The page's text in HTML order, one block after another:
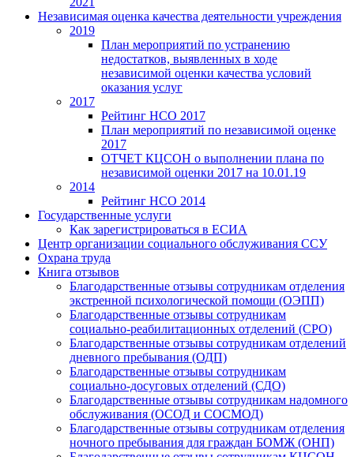
Независимая оценка качества деятельности учреждения
2019
План мероприятий по устранению
недостатков, выявленных в ходе
независимой оценки качества условий
оказания услуг
2017
Рейтинг НСО 2017
План мероприятий по независимой оценке
2017
ОТЧЕТ КЦСОН о выполнении плана по
независимой оценки 2017 на 10.01.19
2014
Рейтинг НСО 2014
Государственные услуги
Как зарегистрироваться в ЕСИА
Центр организации социального обслуживания ССУ
Охрана труда
Книга отзывов
Благодарственные отзывы сотрудникам отделения
экстренной психологической помощи (ОЭПП)
Благодарственные отзывы сотрудникам
социально-реабилитационных отделений (СРО)
Благодарственные отзывы сотрудникам отделений
дневного пребывания (ОДП)
Благодарственные отзывы сотрудникам
социально-досуговых отделений (СДО)
Благодарственные отзывы сотрудникам надомного
обслуживания (ОСОД и СОСМОД)
Благодарственные отзывы сотрудникам отделения
ночного пребывания для граждан БОМЖ (ОНП)